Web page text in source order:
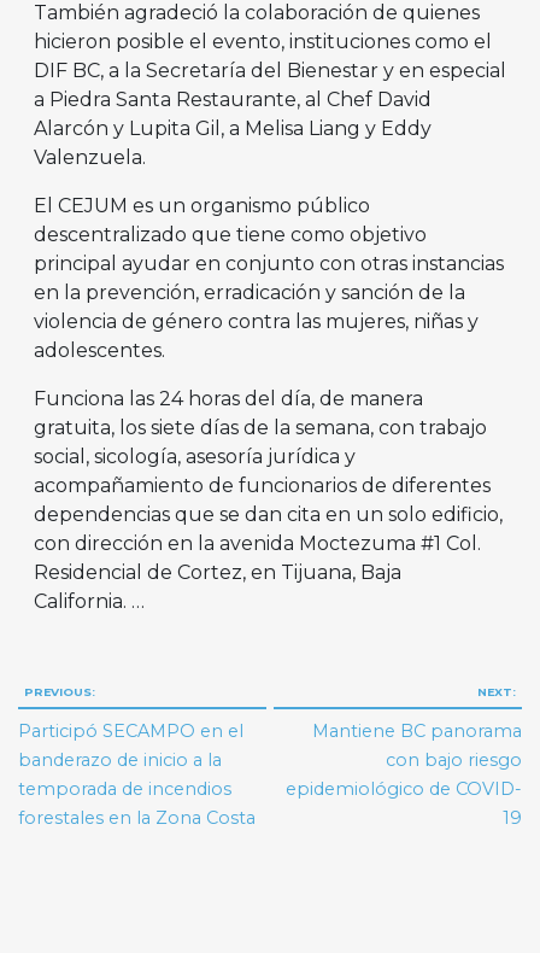
También agradeció la colaboración de quienes
hicieron posible el evento, instituciones como el
DIF BC, a la Secretaría del Bienestar y en especial
a Piedra Santa Restaurante, al Chef David
Alarcón y Lupita Gil, a Melisa Liang y Eddy
Valenzuela.
El CEJUM es un organismo público
descentralizado que tiene como objetivo
principal ayudar en conjunto con otras instancias
en la prevención, erradicación y sanción de la
violencia de género contra las mujeres, niñas y
adolescentes.
Funciona las 24 horas del día, de manera
gratuita, los siete días de la semana, con trabajo
social, sicología, asesoría jurídica y
acompañamiento de funcionarios de diferentes
dependencias que se dan cita en un solo edificio,
con dirección en la avenida Moctezuma #1 Col.
Residencial de Cortez, en Tijuana, Baja
California. …
Navegación
de
entradas
PREVIOUS:
Participó SECAMPO en el
banderazo de inicio a la
temporada de incendios
forestales en la Zona Costa
NEXT:
Mantiene BC panorama
con bajo riesgo
epidemiológico de COVID-
19